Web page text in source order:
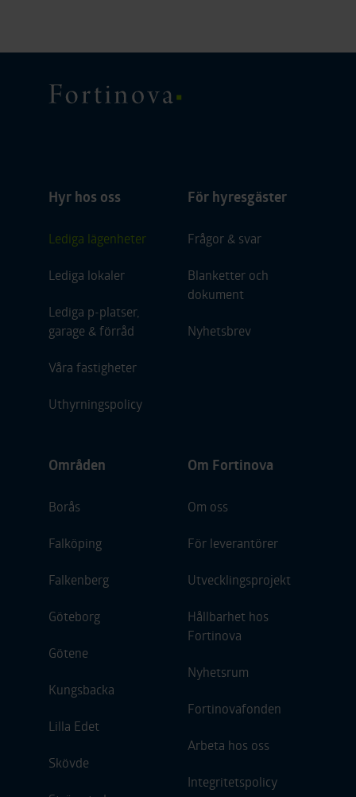
Hyr hos oss
Lediga lägenheter
Lediga lokaler
Lediga p-platser,
garage & förråd
Våra fastigheter
Uthyrningspolicy
För hyresgäster
Frågor & svar
Blanketter och
dokument
Nyhetsbrev
Områden
Borås
Falköping
Falkenberg
Göteborg
Götene
Kungsbacka
Lilla Edet
Skövde
Om Fortinova
Om oss
För leverantörer
Utvecklingsprojekt
Hållbarhet hos
Fortinova
Nyhetsrum
Fortinovafonden
Arbeta hos oss
Integritetspolicy